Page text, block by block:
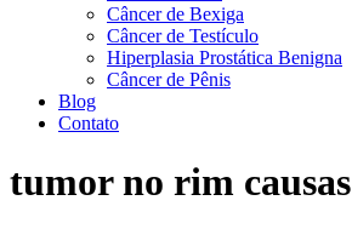
Câncer de Bexiga
Câncer de Testículo
Hiperplasia Prostática Benigna
Câncer de Pênis
Blog
Contato
tumor no rim causas